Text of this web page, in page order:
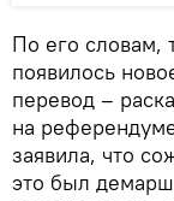
По его словам,
появилось
перевод –
на
заявила, что
это был демарш